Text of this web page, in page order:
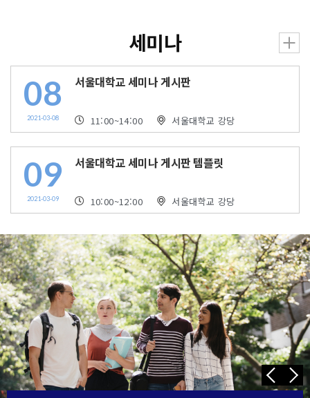
세미나
08
2021-03-08
서울대학교 세미나 게시판
11:00~14:00 서울대학교 강당
09
2021-03-09
서울대학교 세미나 게시판 템플릿
10:00~12:00 서울대학교 강당